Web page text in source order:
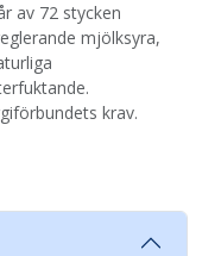
av 72 stycken
mjölksyra,
krav.